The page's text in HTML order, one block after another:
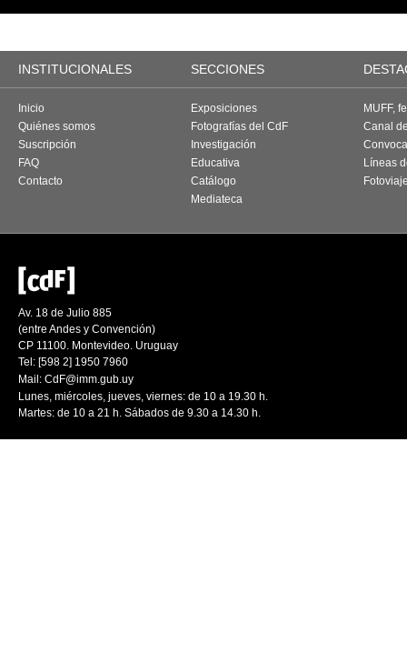
INSTITUCIONALES SECCIONES
Inicio
Quiénes somos
Suscripción
FAQ
Contacto
Exposiciones
Fotografías del CdF
Investigación
Educativa
Catálogo
Mediateca
MUFF,
Canal
Líneas
Av. 18 de Julio 885
(entre Andes y Convención)
CP 11100. Montevideo. Uruguay
Tel: [598 2] 1950 7960
Mail: CdF@imm.gub.uy
Lunes, miércoles, jueves, viernes: de 10 a 19.30 h.
Martes: de 10 a 21 h. Sábados de 9.30 a 14.30 h.